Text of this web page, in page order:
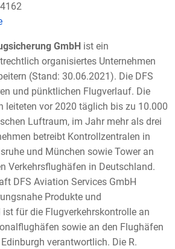
GmbH ist ein
organisiertes Unternehmen
(Stand: 30.06.2021). Die DFS
und pünktlichen Flugverlauf. Die
leiteten vor 2020 täglich bis zu 10.000
Luftraum, im Jahr mehr als drei
betreibt Kontrollzentralen in
und München sowie Tower an
Verkehrsflughäfen in Deutschland.
DFS Aviation Services GmbH
Produkte und
für die Flugverkehrskontrolle an
sowie an den Flughäfen
verantwortlich. Die R.